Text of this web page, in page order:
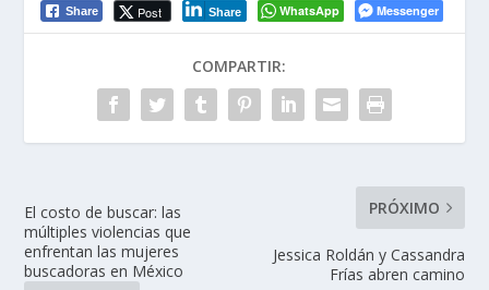
Share Post Share WhatsApp Messenger
COMPARTIR:
El costo de buscar: las
múltiples violencias que
enfrentan las mujeres
buscadoras en México
PRÓXIMO
Jessica Roldán y Cassandra
Frías abren camino